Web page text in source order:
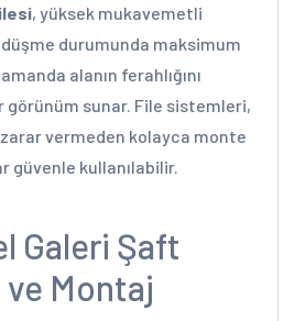
, yüksek mukavemetli
durumunda maksimum
alanın ferahlığını
sunar. File sistemleri,
vermeden kolayca monte
güvenle kullanılabilir.
Galeri Şaft
ve Montaj